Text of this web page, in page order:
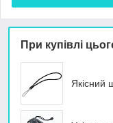
При купівлі
Якісний